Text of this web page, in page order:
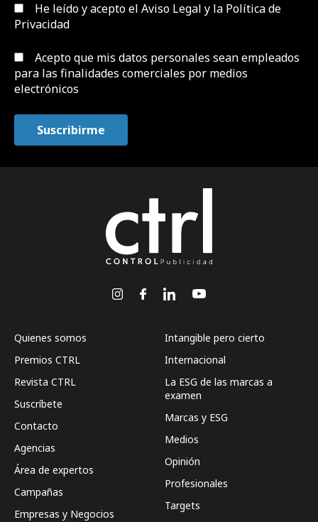
He leído y acepto el Aviso Legal y la Política de
Privacidad
Acepto que mis datos personales sean empleados
para las finalidades comerciales por medios
electrónicos
Quienes somos
Premios CTRL
Revista CTRL
Suscríbete
Contacto
Agencias
Área de expertos
Campañas
Empresas y Negocios
Intangible pero cierto
Internacional
La ESG de las marcas a
examen
Marcas y ESG
Medios
Opinión
Profesionales
Targets